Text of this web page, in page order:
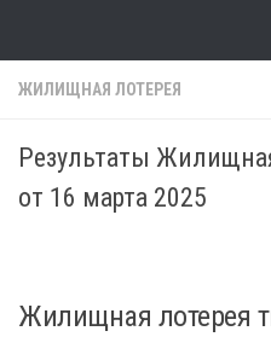
ЖИЛИЩНАЯ ЛОТЕРЕЯ
Результаты
от 16 марта 2025
Жилищная лотерея